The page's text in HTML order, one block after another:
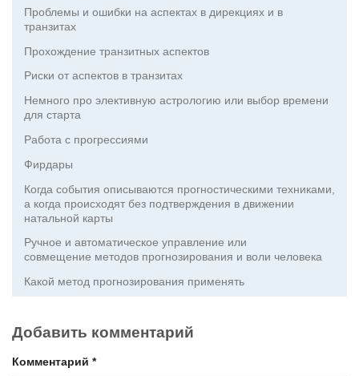
Проблемы и ошибки на аспектах в дирекциях и в
транзитах
Прохождение транзитных аспектов
Риски от аспектов в транзитах
Немного про элективную астрологию или выбор времени
для старта
Работа с прогрессиями
Фирдары
Когда события описываются прогностическими техниками,
а когда происходят без подтверждения в движении
натальной карты
Ручное и автоматическое управление или
совмещение методов прогнозирования и воли человека
Какой метод прогнозирования применять
Добавить комментарий
Комментарий *